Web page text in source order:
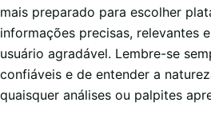
mais preparado para escolher
informações precisas, relevantes
usuário agradável. Lembre-se
confiáveis e de entender a
quaisquer análises ou palpites